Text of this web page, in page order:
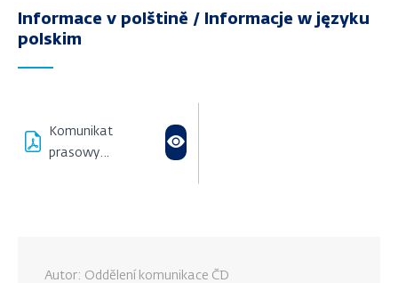
Informace v polštině / Informacje w języku
polskim
Komunikat
prasowy
Autor: Oddělení komunikace ČD